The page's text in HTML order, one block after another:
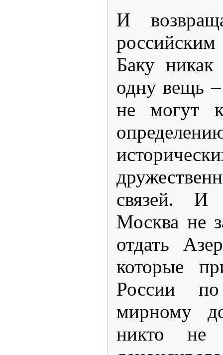
И
Баку
одну вещь
не могут
связей.
Москва не
отдать
которые
России по
мирному
никто